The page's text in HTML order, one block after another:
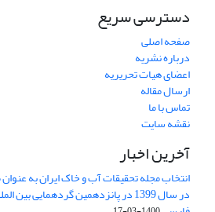
دسترسی سریع
صفحه اصلی
درباره نشریه
اعضای هیات تحریریه
ارسال مقاله
تماس با ما
نقشه سایت
آخرین اخبار
انتخاب مجله تحقیقات آب و خاک ایران به
در سال 1399 در پانزدهمین گردهمایی